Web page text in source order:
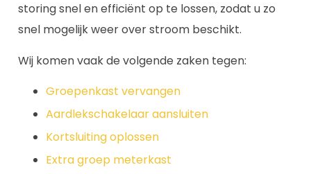
storing snel en efficiënt op te lossen, zodat u zo
snel mogelijk weer over stroom beschikt.
Wij komen vaak de volgende zaken tegen:
Groepenkast vervangen
Aardlekschakelaar aansluiten
Kortsluiting oplossen
Extra groep meterkast